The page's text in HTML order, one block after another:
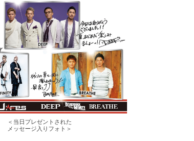
＜当日プレゼントされた
メッセージ入りフォト＞